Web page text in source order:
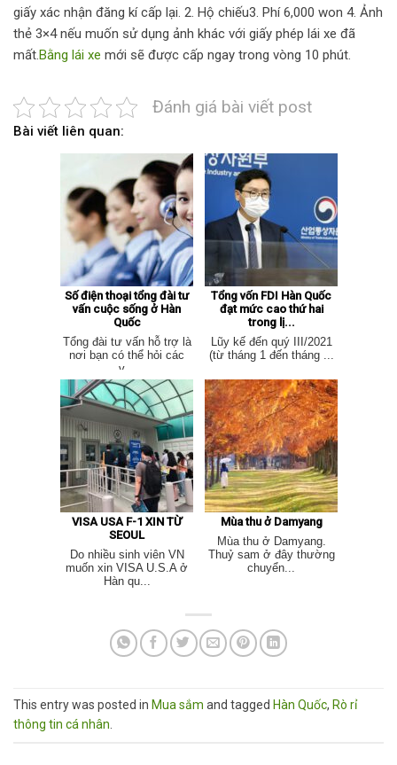
giấy xác nhận đăng kí cấp lại. 2. Hộ chiếu3. Phí 6,000 won 4. Ảnh
thẻ 3×4 nếu muốn sử dụng ảnh khác với giấy phép lái xe đã
mất.Bằng lái xe mới sẽ được cấp ngay trong vòng 10 phút.
Đánh giá bài viết post
Bài viết liên quan:
Số điện thoại tổng đài tư
vấn cuộc sống ở Hàn
Quốc
Tổng đài tư vấn hỗ trợ là
nơi bạn có thể hỏi các
v...
Tổng vốn FDI Hàn Quốc
đạt mức cao thứ hai
trong lị...
Lũy kế đến quý III/2021
(từ tháng 1 đến tháng ...
VISA USA F-1 XIN TỪ
SEOUL
Do nhiều sinh viên VN
muốn xin VISA U.S.A ở
Hàn qu...
Mùa thu ở Damyang
Mùa thu ở Damyang.
Thuỷ sam ở đây thường
chuyển...
This entry was posted in Mua sắm and tagged Hàn Quốc, Rò rỉ
thông tin cá nhân